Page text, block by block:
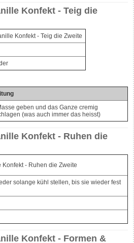
Konfekt - Teig die
Konfekt - Teig die Zweite
geben und das Ganze cremig
(was auch immer das heisst)
Konfekt - Ruhen die
Konfekt - Ruhen die Zweite
solange kühl stellen, bis sie wieder fest
Konfekt - Formen &